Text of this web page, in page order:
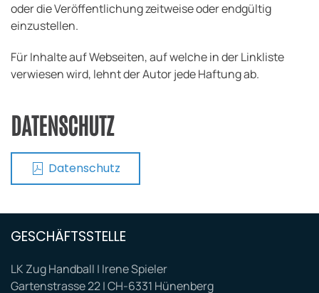
oder die Veröffentlichung zeitweise oder endgültig
einzustellen.
Für Inhalte auf Webseiten, auf welche in der Linkliste
verwiesen wird, lehnt der Autor jede Haftung ab.
DATENSCHUTZ
Datenschutz
GESCHÄFTSSTELLE
LK Zug Handball | Irene Spieler
Gartenstrasse 22 | CH-6331 Hünenberg